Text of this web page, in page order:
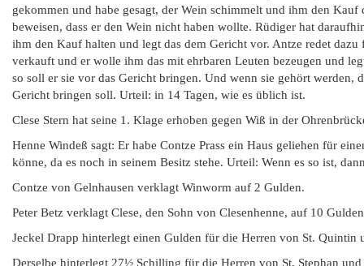
gekommen und habe gesagt, der Wein schimmelt und ihm den
beweisen, dass er den Wein nicht haben wollte. Rüdiger hat
ihm den Kauf halten und legt das dem Gericht vor. Antze redet
verkauft und er wolle ihm das mit ehrbaren Leuten bezeugen und
so soll er sie vor das Gericht bringen. Und wenn sie gehört werden,
Gericht bringen soll. Urteil: in 14 Tagen, wie es üblich ist.
Clese Stern hat seine 1. Klage erhoben gegen Wiß in der
Henne Windeß sagt: Er habe Contze Prass ein Haus geliehen für
könne, da es noch in seinem Besitz stehe. Urteil: Wenn es so ist,
Contze von Gelnhausen verklagt Winworm auf 2 Gulden.
Peter Betz verklagt Clese, den Sohn von Clesenhenne, auf 10
Jeckel Drapp hinterlegt einen Gulden für die Herren von St. Quintin
Derselbe hinterlegt 27½ Schilling für die Herren von St. Stephan